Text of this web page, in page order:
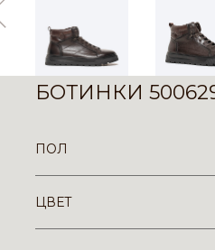
БОТИНКИ
ПОЛ
ЦВЕТ